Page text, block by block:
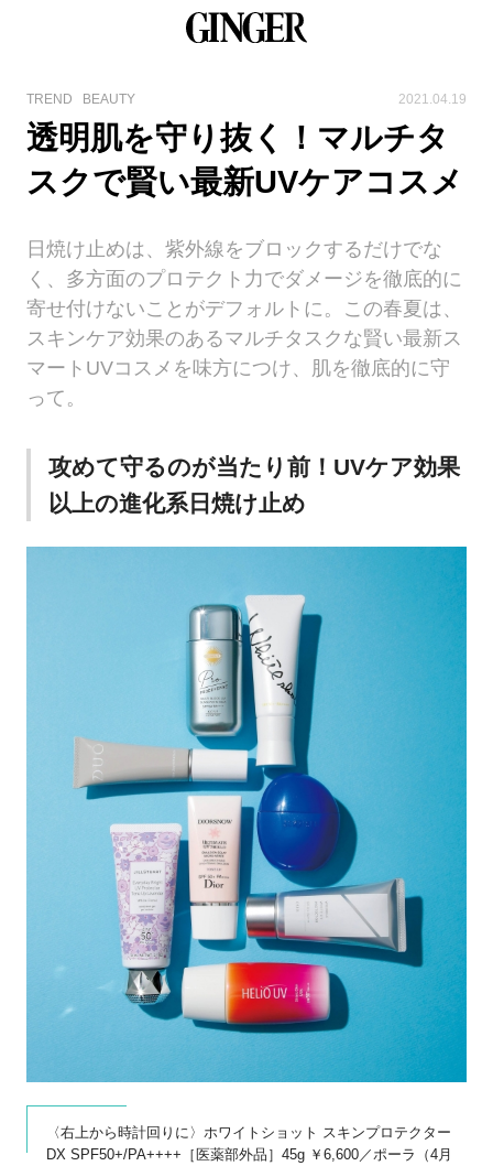
TREND BEAUTY 2021.04.19
透明肌を守り抜く！マルチタ
スクで賢い最新UVケアコスメ
日焼け止めは、紫外線をブロックするだけでな
く、多方面のプロテクト力でダメージを徹底的に
寄せ付けないことがデフォルトに。この春夏は、
スキンケア効果のあるマルチタスクな賢い最新ス
マートUVコスメを味方につけ、肌を徹底的に守
って。
攻めて守るのが当たり前！UVケア効果
以上の進化系日焼け止め
〈右上から時計回りに〉ホワイトショット スキンプロテクター
DX SPF50+/PA++++［医薬部外品］45g ￥6,600／ポーラ（4月